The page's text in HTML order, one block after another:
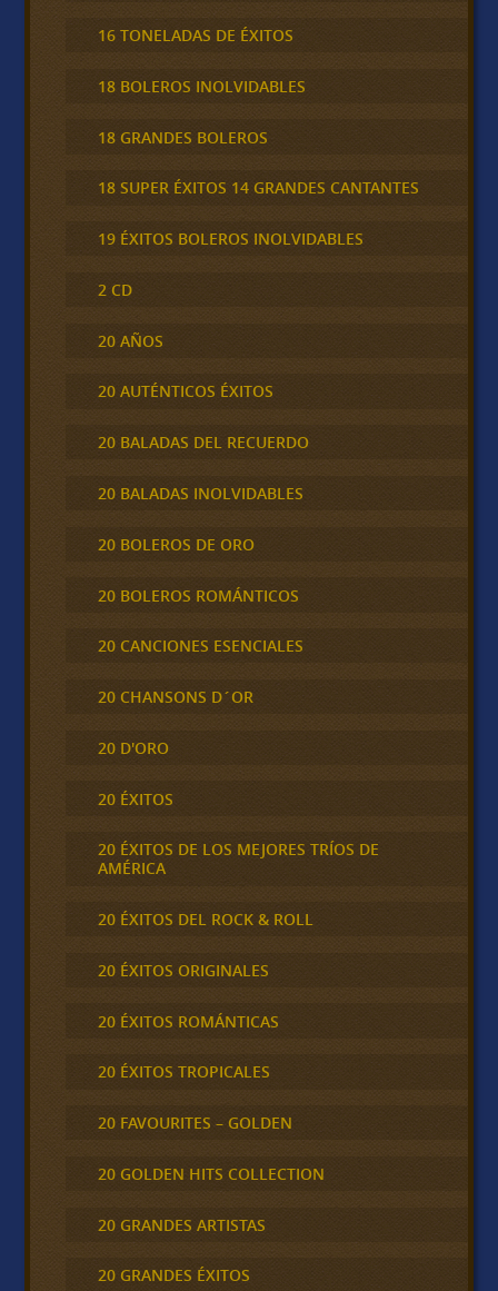
16 TONELADAS DE ÉXITOS
18 BOLEROS INOLVIDABLES
18 GRANDES BOLEROS
18 SUPER ÉXITOS 14 GRANDES CANTANTES
19 ÉXITOS BOLEROS INOLVIDABLES
2 CD
20 AÑOS
20 AUTÉNTICOS ÉXITOS
20 BALADAS DEL RECUERDO
20 BALADAS INOLVIDABLES
20 BOLEROS DE ORO
20 BOLEROS ROMÁNTICOS
20 CANCIONES ESENCIALES
20 CHANSONS D´OR
20 D'ORO
20 ÉXITOS
20 ÉXITOS DE LOS MEJORES TRÍOS DE
AMÉRICA
20 ÉXITOS DEL ROCK & ROLL
20 ÉXITOS ORIGINALES
20 ÉXITOS ROMÁNTICAS
20 ÉXITOS TROPICALES
20 FAVOURITES – GOLDEN
20 GOLDEN HITS COLLECTION
20 GRANDES ARTISTAS
20 GRANDES ÉXITOS